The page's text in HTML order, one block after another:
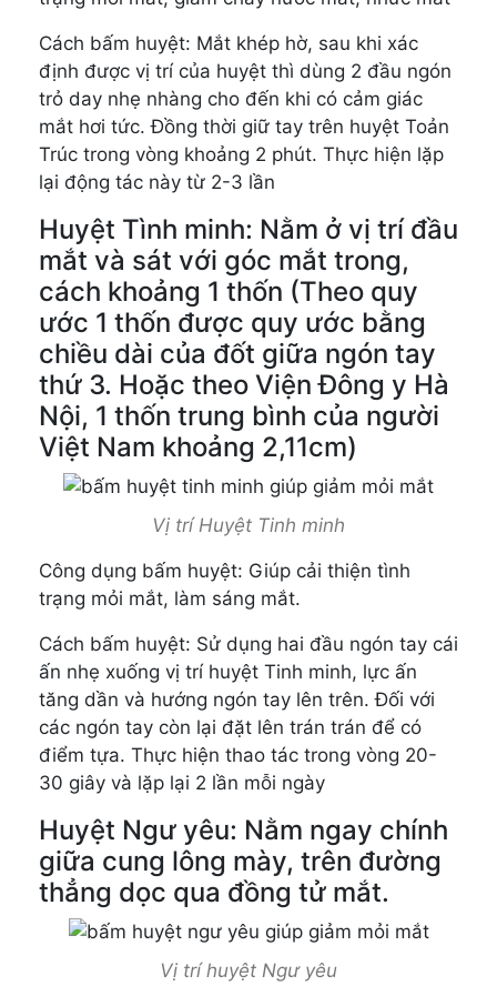
Cách bấm huyệt: Mắt khép hờ, sau khi xác
định được vị trí của huyệt thì dùng 2 đầu ngón
trỏ day nhẹ nhàng cho đến khi có cảm giác
mắt hơi tức. Đồng thời giữ tay trên huyệt Toản
Trúc trong vòng khoảng 2 phút. Thực hiện lặp
lại động tác này từ 2-3 lần
Huyệt Tình minh: Nằm ở vị trí đầu
mắt và sát với góc mắt trong,
cách khoảng 1 thốn (Theo quy
ước 1 thốn được quy ước bằng
chiều dài của đốt giữa ngón tay
thứ 3. Hoặc theo Viện Đông y Hà
Nội, 1 thốn trung bình của người
Việt Nam khoảng 2,11cm)
Vị trí Huyệt Tinh minh
Công dụng bấm huyệt: Giúp cải thiện tình
trạng mỏi mắt, làm sáng mắt.
Cách bấm huyệt: Sử dụng hai đầu ngón tay cái
ấn nhẹ xuống vị trí huyệt Tinh minh, lực ấn
tăng dần và hướng ngón tay lên trên. Đối với
các ngón tay còn lại đặt lên trán trán để có
điểm tựa. Thực hiện thao tác trong vòng 20-
30 giây và lặp lại 2 lần mỗi ngày
Huyệt Ngư yêu: Nằm ngay chính
giữa cung lông mày, trên đường
thẳng dọc qua đồng tử mắt.
Vị trí huyệt Ngư yêu